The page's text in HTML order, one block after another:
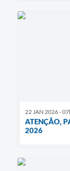
22 JAN 2026 -
ATENÇÃO,
2026